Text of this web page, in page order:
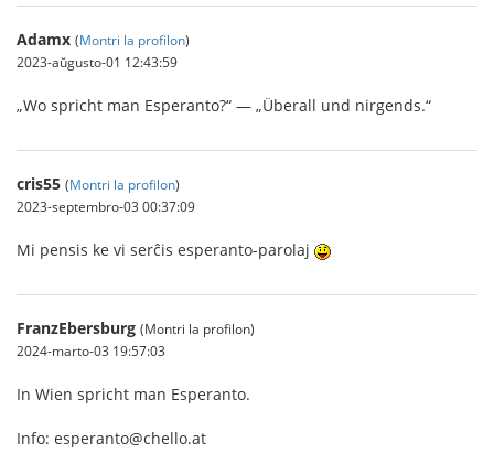
Adamx (Montri la profilon)
2023-aŭgusto-01 12:43:59
„Wo spricht man Esperanto?“ — „Überall und nirgends.“
cris55 (Montri la profilon)
2023-septembro-03 00:37:09
Mi pensis ke vi serĉis esperanto-parolaj
FranzEbersburg (Montri la profilon)
2024-marto-03 19:57:03
In Wien spricht man Esperanto.
Info: esperanto@chello.at